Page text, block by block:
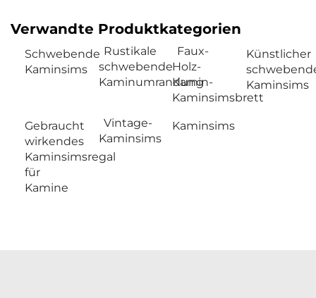
Verwandte Produktkategorien
Schwebende
Kaminsims
Rustikale
schwebende
Kaminumrandung
Faux-
Holz-
Kamin-
Kaminsimsbrett
Künstlicher
Kaminsims
Gebraucht
wirkendes
Kaminsimsregal
für
Kamine
Vintage-
Kaminsims
Kaminsims